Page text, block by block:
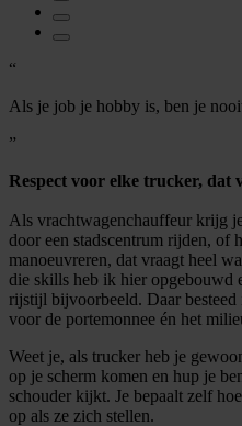
“
Als je job je hobby is, ben je
”
Respect voor elke trucker, dat
Als vrachtwagenchauffeur krijg
door een stadscentrum rijden, of
manoeuvreren, dat vraagt heel
die skills heb ik hier opgebouwd
rijstijl bijvoorbeeld. Daar
voor de portemonnee én het
Weet je, als trucker heb je
op je scherm komen en hup je
schouder kijkt. Je bepaalt zelf
op als ze zich stellen.